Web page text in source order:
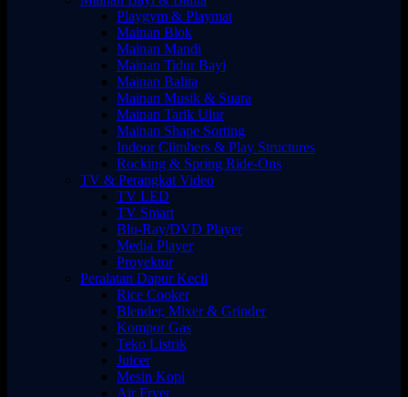
Playgym & Playmat
Mainan Blok
Mainan Mandi
Mainan Tidur Bayi
Mainan Balita
Mainan Musik & Suara
Mainan Tarik Ulur
Mainan Shape Sorting
Indoor Climbers & Play Structures
Rocking & Spring Ride-Ons
TV & Perangkat Video
TV LED
TV Smart
Blu-Ray/DVD Player
Media Player
Proyektor
Peralatan Dapur Kecil
Rice Cooker
Blender, Mixer & Grinder
Kompor Gas
Teko Listrik
Juicer
Mesin Kopi
Air Fryer